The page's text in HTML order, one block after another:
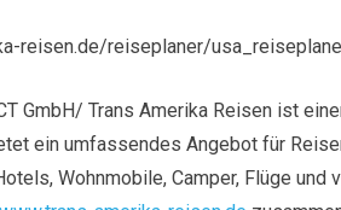
reisen.de/reiseplaner/
GmbH/ Trans Amerika Reisen ist
ein umfassendes Angebot für
Wohnmobile, Camper, Flüge und